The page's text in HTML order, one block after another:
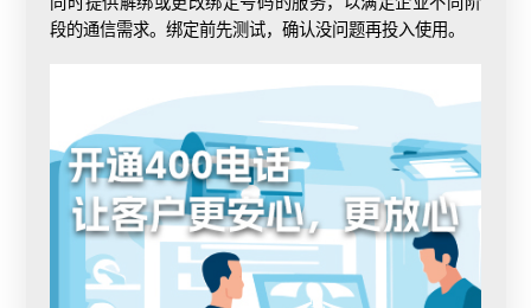
段的通信需求。绑定前先测试，确认没问题再投入使用。